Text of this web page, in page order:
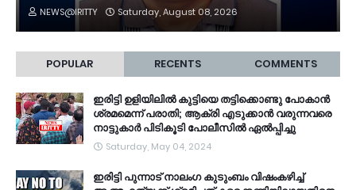
NEWS@IRITTY Saturday, August 08, 2026
POPULAR RECENTS COMMENTS
ഇരിട്ടി ഉളിയിലിൽ കുട്ടിയെ തട്ടിക്കൊണ്ടു പോകാൻ
ശ്രമമെന്ന് പരാതി; ആക്രി എടുക്കാൻ വരുന്നവരെ
നാട്ടുകാർ പിടികൂടി പോലീസിൽ ഏൽപ്പിച്ചു
Saturday, May 04, 2024
ഇരിട്ടി പുന്നാട് നാലംഗ കുടുംബം വിഷംകഴിച്ച്‌